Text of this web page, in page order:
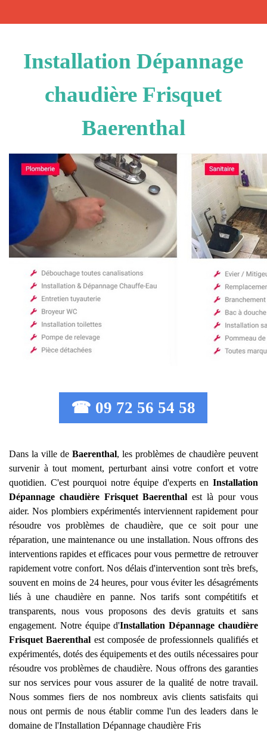
Installation Dépannage
chaudière Frisquet
Baerenthal
☎ 09 72 56 54 58
Dans la ville de Baerenthal, les problèmes de chaudière peuvent
survenir à tout moment, perturbant ainsi votre confort et votre
quotidien. C'est pourquoi notre équipe d'experts en Installation
Dépannage chaudière Frisquet Baerenthal est là pour vous
aider. Nos plombiers expérimentés interviennent rapidement pour
résoudre vos problèmes de chaudière, que ce soit pour une
réparation, une maintenance ou une installation. Nous offrons des
interventions rapides et efficaces pour vous permettre de retrouver
rapidement votre confort. Nos délais d'intervention sont très brefs,
souvent en moins de 24 heures, pour vous éviter les désagréments
liés à une chaudière en panne. Nos tarifs sont compétitifs et
transparents, nous vous proposons des devis gratuits et sans
engagement. Notre équipe d'Installation Dépannage chaudière
Frisquet Baerenthal est composée de professionnels qualifiés et
expérimentés, dotés des équipements et des outils nécessaires pour
résoudre vos problèmes de chaudière. Nous offrons des garanties
sur nos services pour vous assurer de la qualité de notre travail.
Nous sommes fiers de nos nombreux avis clients satisfaits qui
nous ont permis de nous établir comme l'un des leaders dans le
domaine de l'Installation Dépannage chaudière Fris